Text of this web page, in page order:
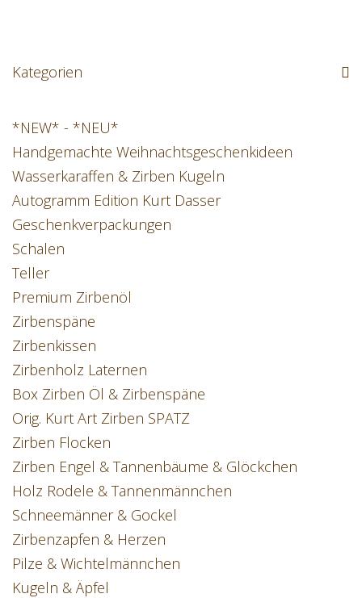
Kategorien
*NEW* - *NEU*
Handgemachte Weihnachtsgeschenkideen
Wasserkaraffen & Zirben Kugeln
Autogramm Edition Kurt Dasser
Geschenkverpackungen
Schalen
Teller
Premium Zirbenöl
Zirbenspäne
Zirbenkissen
Zirbenholz Laternen
Box Zirben Öl & Zirbenspäne
Orig. Kurt Art Zirben SPATZ
Zirben Flocken
Zirben Engel & Tannenbäume & Glöckchen
Holz Rodele & Tannenmännchen
Schneemänner & Gockel
Zirbenzapfen & Herzen
Pilze & Wichtelmännchen
Kugeln & Äpfel